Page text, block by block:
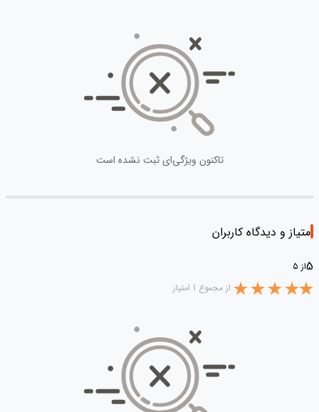
تاکنون ویژگی‌ای ثبت نشده است
امتیاز و دیدگاه کاربران
5از 5
از مجموع 1 امتیاز